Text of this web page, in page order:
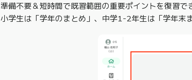
準備不要＆短時間で既習範囲の重要ポイントを復習で
小学生は「学年のまとめ」、中学1-2年生は「学年末